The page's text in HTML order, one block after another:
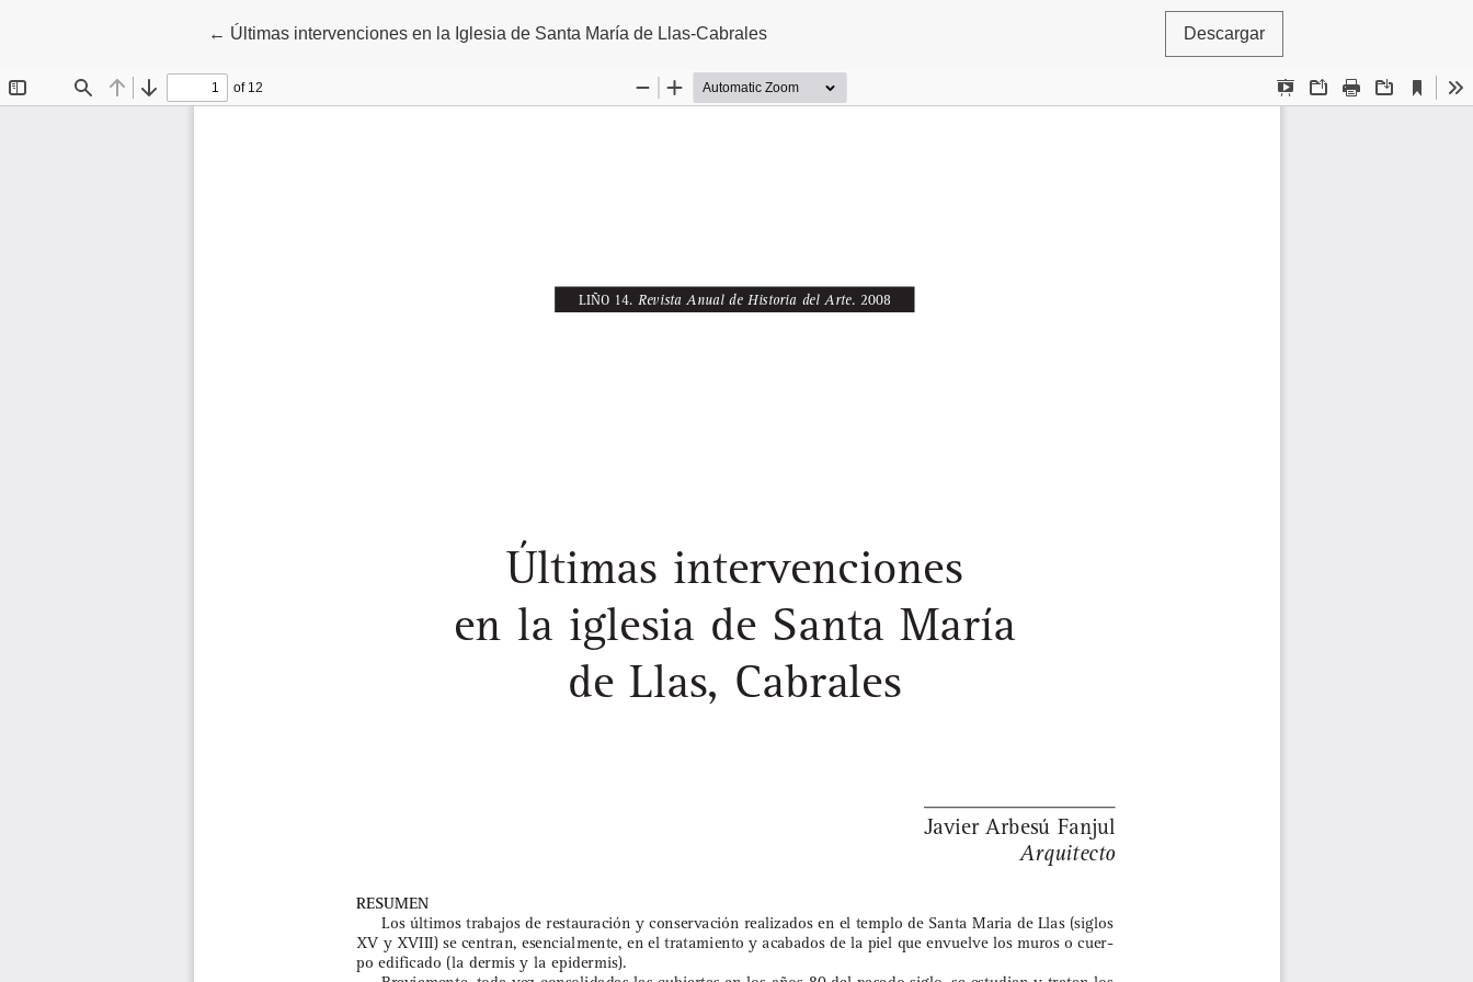
← Volver a los detalles del artículo
Últimas intervenciones en la Iglesia de Santa María de Llas-Cabrales Descargar